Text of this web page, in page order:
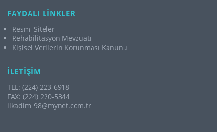
FAYDALI LİNKLER
Resmi Siteler
Rehabilitasyon Mevzuatı
Kişisel Verilerin Korunması Kanunu
İLETİŞİM
TEL: (224) 223-6918
FAX: (224) 220-5344
ilkadim_98@mynet.com.tr